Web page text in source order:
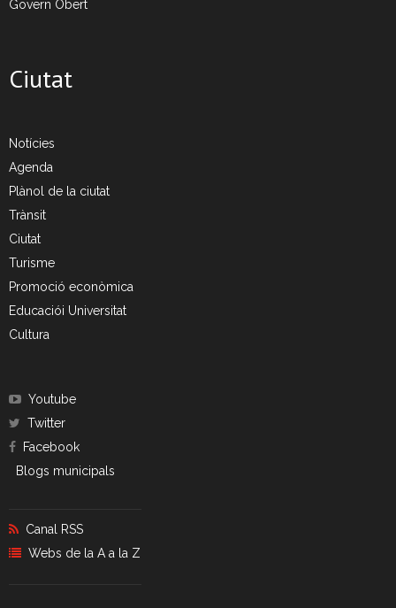
Planta Can Barba
- CRT Residus Especials
- - Amiant/Fibrociment
- Planta de Transferència
- Deixalleria Can Barba
Nou model de contenidors d’alta eficiència
Govern Obert
Ciutat
Notícies
Agenda
Plànol de la ciutat
Trànsit
Ciutat
Turisme
Promoció econòmica
Educaciói Universitat
Cultura
Youtube
Twitter
Facebook
Blogs municipals
Canal RSS
Webs de la A a la Z